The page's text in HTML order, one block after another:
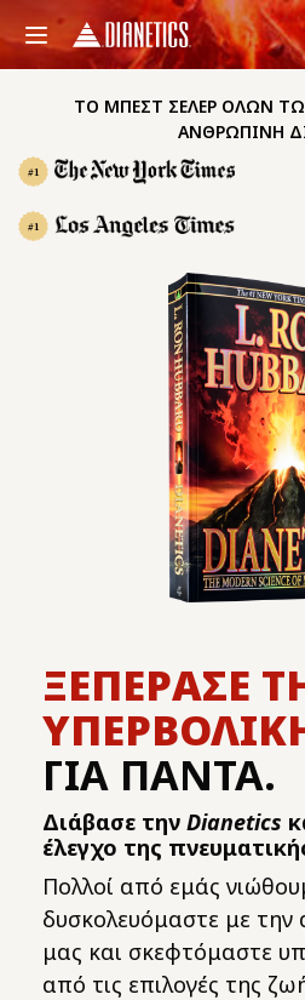
ΤΟ ΜΠΕΣΤ ΣΕΛΕΡ ΟΛΩΝ
ΑΝΘΡΩΠΙΝΗ
#1
#1
ΞΕΠΕΡΑΣΕ
ΓΙΑ ΠΑΝΤΑ.
Διάβασε την Dianetics
έλεγχο της
Πολλοί από εμάς
δυσκολευόμαστε με την
μας και σκεφτόμαστε
από τις επιλογές της